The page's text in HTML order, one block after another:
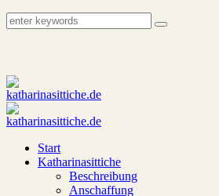
Start
Katharinasittiche
Beschreibung
Anschaffung